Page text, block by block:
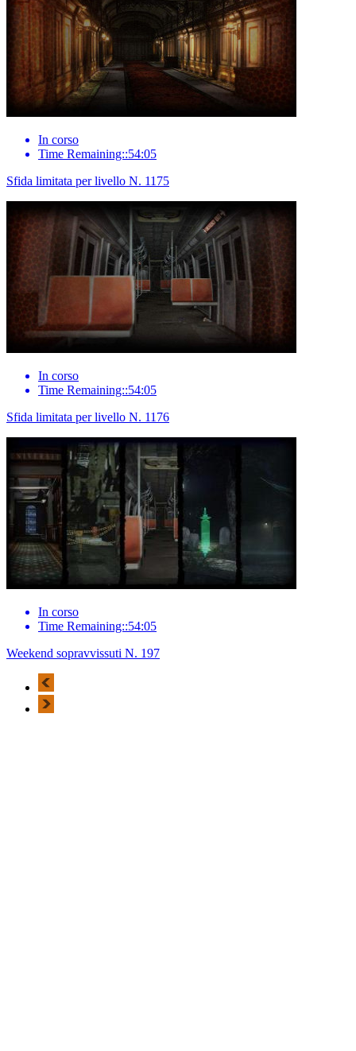
In corso
Time Remaining::54:05
Sfida limitata per livello N. 1175
In corso
Time Remaining::54:05
Sfida limitata per livello N. 1176
In corso
Time Remaining::54:05
Weekend sopravvissuti N. 197